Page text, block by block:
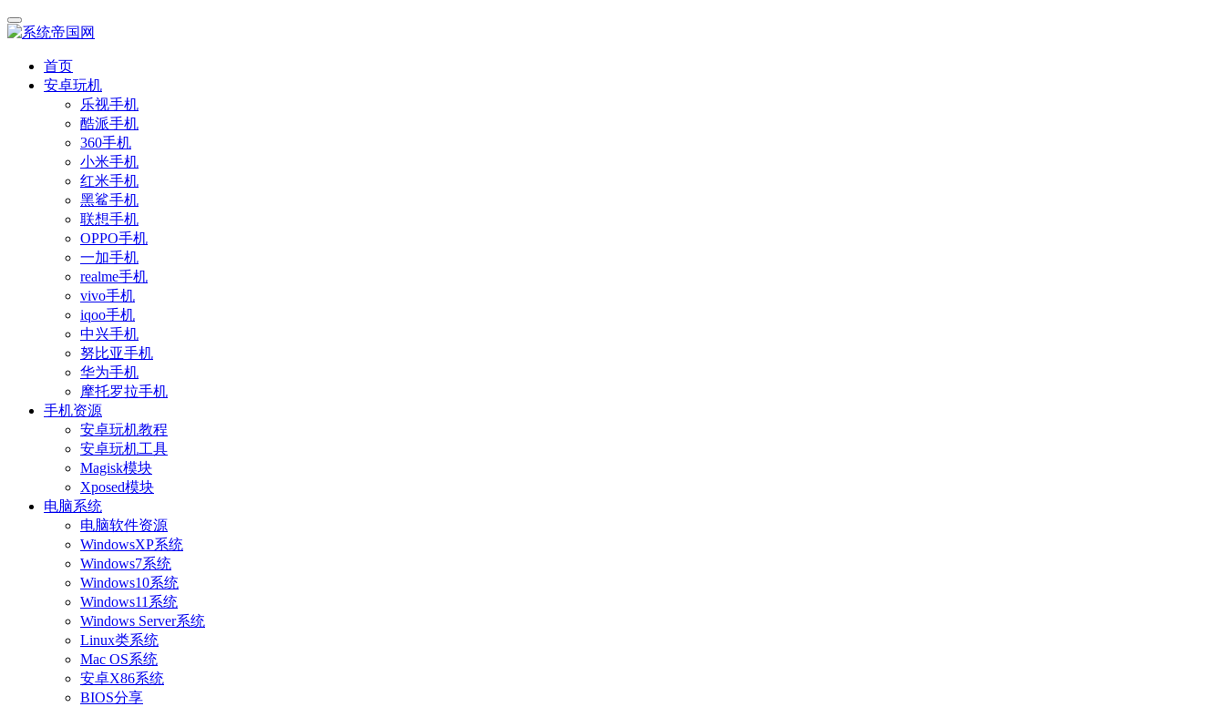
首页
安卓玩机
乐视手机
酷派手机
360手机
小米手机
红米手机
黑鲨手机
联想手机
OPPO手机
一加手机
realme手机
vivo手机
iqoo手机
中兴手机
努比亚手机
华为手机
摩托罗拉手机
手机资源
安卓玩机教程
安卓玩机工具
Magisk模块
Xposed模块
电脑系统
电脑软件资源
WindowsXP系统
Windows7系统
Windows10系统
Windows11系统
Windows Server系统
Linux类系统
Mac OS系统
安卓X86系统
BIOS分享